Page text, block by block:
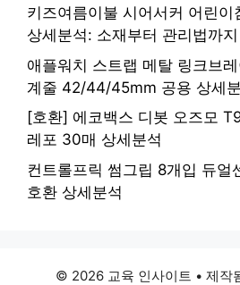
키즈여름이불 시어서커 어린이
상세분석: 소재부터 관리법까지
애플워치 스트랩 메탈 링크브
계줄 42/44/45mm 공용 상세
[호환] 에코백스 디봇 오즈모
레포 30매 상세분석
컨트롤프릭 썸그립 8개입 듀얼
호환 상세분석
© 2026 교육 인사이트 • 제작